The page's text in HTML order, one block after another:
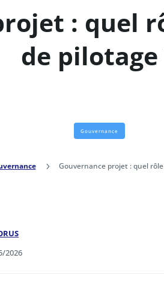
: quel
de pilotage
Gouvernance
5 Gouvernance projet : quel
2026